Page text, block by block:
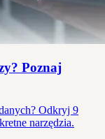
Poznaj
Odkryj 9
narzędzia.